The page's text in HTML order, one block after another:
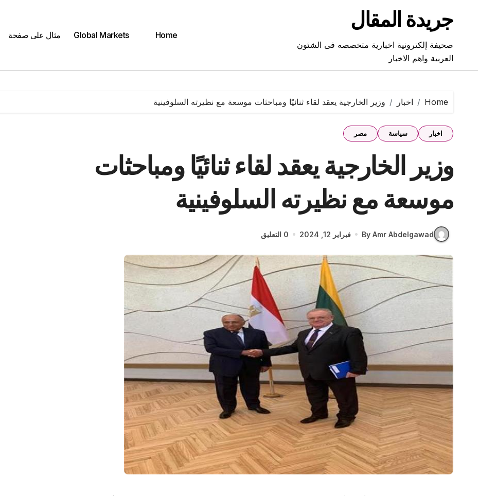
contentجريدة المقال
صحيفة إلكترونية اخبارية متخصصه فى الشئون
العربية واهم الاخبار
Home
Global Markets مثال على صفحة
Home اخبار وزير الخارجية يعقد لقاء ثنائيًا ومباحثات موسعة مع نظيرته السلوفينية
اخبار سياسة مصر
وزير الخارجية يعقد لقاء ثنائيًا ومباحثات
موسعة مع نظيرته السلوفينية
By Amr Abdelgawad فبراير 12, 2024 0 التعليق